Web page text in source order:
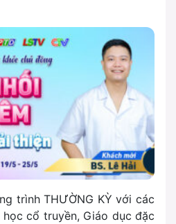
trình THƯỜNG KỲ với các
cổ truyền, Giáo dục đặc